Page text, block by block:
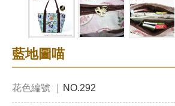
藍地圖喵
花色編號 ｜ NO.292